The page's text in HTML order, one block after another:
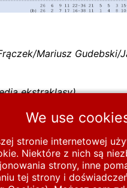
Mariusz Gudebski/
ekstraklasy)
strona: Tabela ekstraklasy -
PIŁKA LIGOWA
w ekstraklasie
We use
stronie internetowej
Niektóre z nich są
strony, inne
tej strony i